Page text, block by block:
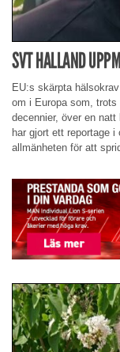
SVT HALLAND
EU:s skärpta
om i Europa som,
decennier, över en
har gjort ett reportage i
allmänheten för att